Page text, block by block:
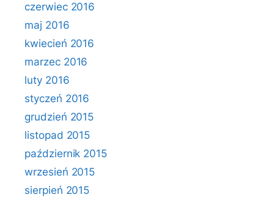
czerwiec 2016
maj 2016
kwiecień 2016
marzec 2016
luty 2016
styczeń 2016
grudzień 2015
listopad 2015
październik 2015
wrzesień 2015
sierpień 2015